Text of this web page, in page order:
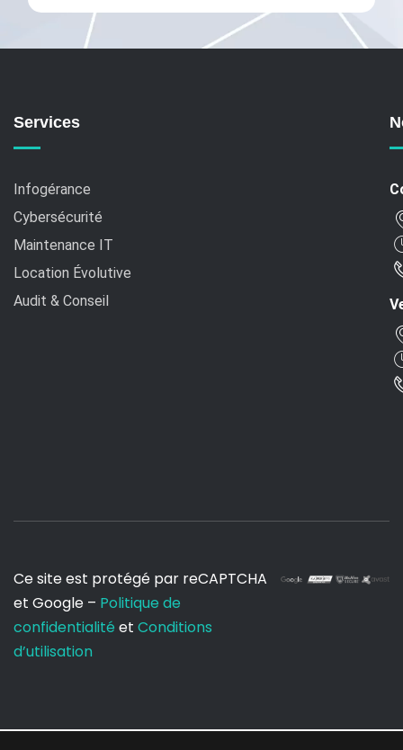
Services
Infogérance
Cybersécurité
Maintenance IT
Location Évolutive
Audit & Conseil
Ce site est protégé par reCAPTCHA
et Google – Politique de
confidentialité et Conditions
d’utilisation